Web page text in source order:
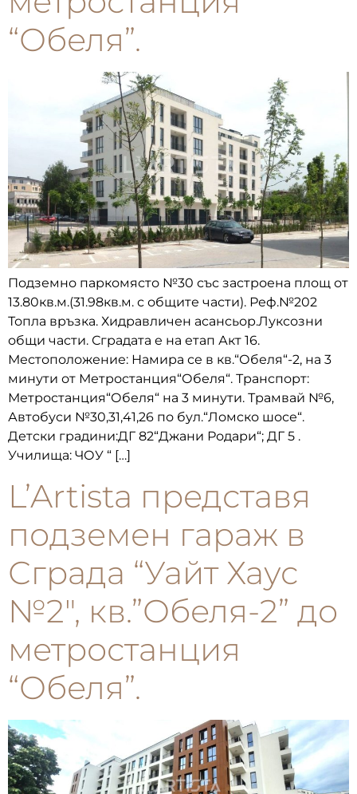
“Обеля”.
Подземно паркомясто №30 със застроена площ от
13.80кв.м.(31.98кв.м. с общите части). Реф.№202
Топла връзка. Хидравличен асансьор.Луксозни
общи части. Сградата е на етап Акт 16.
Местоположение: Намира се в кв.“Обеля“-2, на 3
минути от Метростанция“Обеля“. Транспорт:
Метростанция“Обеля“ на 3 минути. Трамвай №6,
Автобуси №30,31,41,26 по бул.“Ломско шосе“.
Детски градини:ДГ 82“Джани Родари“; ДГ 5 .
Училища: ЧОУ “ […]
L’Artista представя
подземен гараж в
Сграда “Уайт Хаус
№2″, кв.”Обеля-2” до
метростанция
“Обеля”.